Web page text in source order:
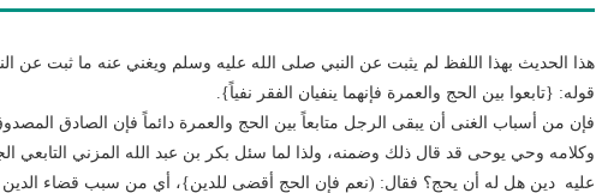
هذا الحديث بهذا اللفظ لم يثبت عن النبي صلى الله عليه وسلم ويغني عنه ما ثبت عن
قوله: {تابعوا بين الحج والعمرة فإنهما ينفيان الفقر نفياً}.
فإن من أسباب الغنى أن يبقى الرجل متابعاً بين الحج والعمرة دائماً فإن الصادق
وكلامه وحي يوحى قد قال ذلك وضمنه، ولذا لما سئل بكر بن عبد الله المزني التابعي
عليه دين هل له أن يحج؟ فقال: (نعم فإن الحج أقضى للدين}، أي من سبب قضاء الدين